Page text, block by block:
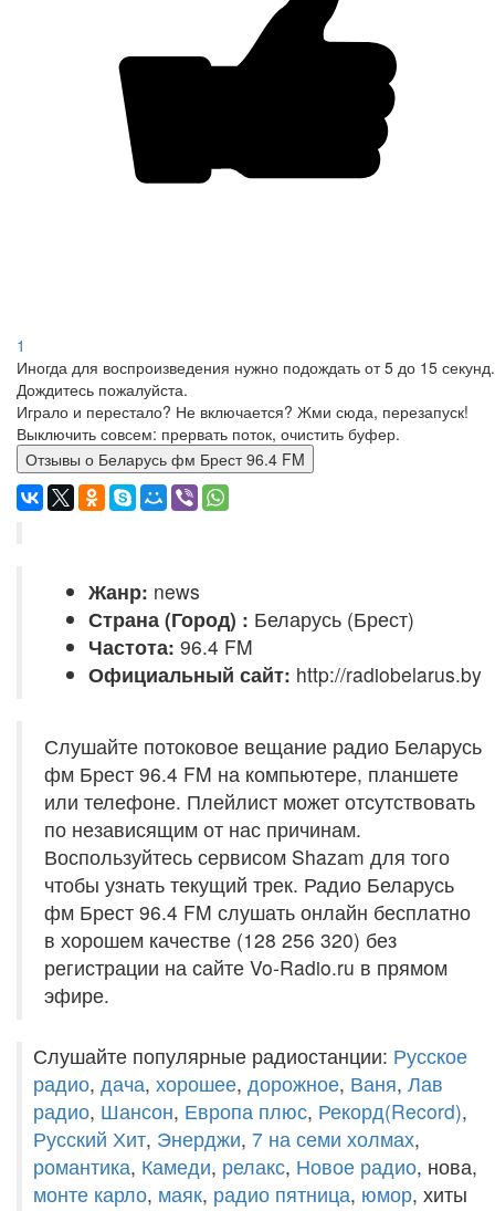
1
Иногда для воспроизведения нужно подождать от 5 до 15 секунд.
Дождитесь пожалуйста.
Играло и перестало? Не включается? Жми сюда, перезапуск!
Выключить совсем: прервать поток, очистить буфер.
Отзывы о Беларусь фм Брест 96.4 FM
Жанр: news
Страна (Город) : Беларусь (Брест)
Частота: 96.4 FM
Официальный сайт: http://radiobelarus.by
Слушайте потоковое вещание радио Беларусь
фм Брест 96.4 FM на компьютере, планшете
или телефоне. Плейлист может отсутствовать
по независящим от нас причинам.
Воспользуйтесь сервисом Shazam для того
чтобы узнать текущий трек. Радио Беларусь
фм Брест 96.4 FM слушать онлайн бесплатно
в хорошем качестве (128 256 320) без
регистрации на сайте Vo-Radio.ru в прямом
эфире.
Слушайте популярные радиостанции: Русское
радио, дача, хорошее, дорожное, Ваня, Лав
радио, Шансон, Европа плюс, Рекорд(Record),
Русский Хит, Энерджи, 7 на семи холмах,
романтика, Камеди, релакс, Новое радио, нова,
монте карло, маяк, радио пятница, юмор, хиты